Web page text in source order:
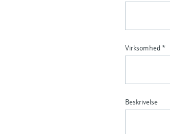
Virksomhed *
Beskrivelse